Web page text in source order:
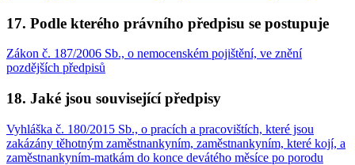
17. Podle kterého právního předpisu se postupuje
Zákon č. 187/2006 Sb., o nemocenském pojištění, ve znění
pozdějších předpisů
18. Jaké jsou související předpisy
Vyhláška č. 180/2015 Sb., o pracích a pracovištích, které jsou
zakázány těhotným zaměstnankyním, zaměstnankyním, které kojí, a
zaměstnankyním-matkám do konce devátého měsíce po porodu